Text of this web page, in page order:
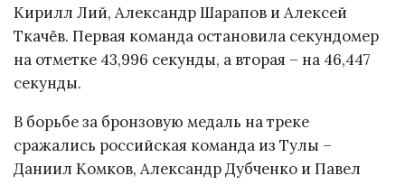
Кирилл Лий, Александр Шарапов и Алексей
Ткачёв. Первая команда остановила секундомер
на отметке 43,996 секунды, а вторая – на 46,447
секунды.
В борьбе за бронзовую медаль на треке
сражались российская команда из Тулы –
Даниил Комков, Александр Дубченко и Павел